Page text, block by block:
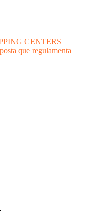
CENTERS
que regulamenta